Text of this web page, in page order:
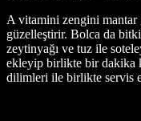
A vitamini zengini mantar
güzelleştirir. Bolca da
zeytinyağı ve tuz ile
ekleyip birlikte bir dakika
dilimleri ile birlikte servis